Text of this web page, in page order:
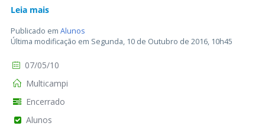
Leia mais
Publicado em Alunos
Última modificação em Segunda, 10 de Outubro de 2016, 10h45
07/05/10
Multicampi
Encerrado
Alunos